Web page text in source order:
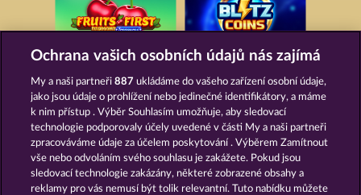
FRUITS FIRST
TREASURES
BLITZ COINS
PIGGY KINGS
Ochrana vašich osobních údajů nás zajímá
My a naši partneři887 ukládáme do vašeho zařízení osobní údaje,
jako jsou údaje o prohlížení nebo jedinečné identifikátory, a máme
k nim přístup . Výběr Souhlasím umožňuje, aby sledovací
technologie podporovaly účely uvedené v části My a naši partneři
zpracováváme údaje za účelem poskytování . Výběrem Zamítnout
vše nebo odvoláním svého souhlasu je zakážete. Pokud jsou
sledovací technologie zakázány, některé zobrazené obsahy a
reklamy pro vás nemusí být tolik relevantní. Tuto nabídku můžete